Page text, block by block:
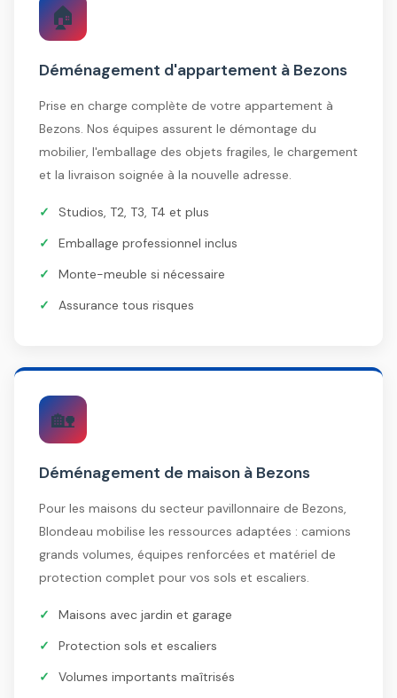
🏠
Déménagement d'appartement à Bezons
Prise en charge complète de votre appartement à
Bezons. Nos équipes assurent le démontage du
mobilier, l'emballage des objets fragiles, le chargement
et la livraison soignée à la nouvelle adresse.
Studios, T2, T3, T4 et plus
Emballage professionnel inclus
Monte-meuble si nécessaire
Assurance tous risques
🏡
Déménagement de maison à Bezons
Pour les maisons du secteur pavillonnaire de Bezons,
Blondeau mobilise les ressources adaptées : camions
grands volumes, équipes renforcées et matériel de
protection complet pour vos sols et escaliers.
Maisons avec jardin et garage
Protection sols et escaliers
Volumes importants maîtrisés